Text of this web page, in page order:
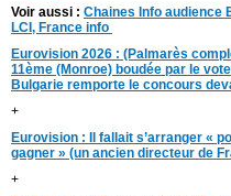
Voir aussi : Chaines Info audience
LCI, France info
Eurovision 2026 : (Palmarès
11ème (Monroe) boudée par le
Bulgarie remporte le concours
+
Eurovision : Il fallait s’arranger «
gagner » (un ancien directeur de
+